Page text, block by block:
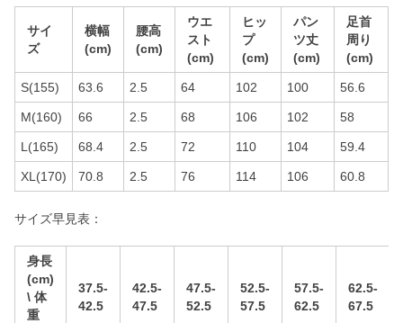
サイ
ズ
横幅
(cm)
腰高
(cm)
ウエ
スト
(cm)
ヒッ
プ
(cm)
パン
ツ丈
(cm)
足首
周り
(cm)
S(155) 63.6 2.5 64 102 100 56.6
M(160) 66 2.5 68 106 102 58
L(165) 68.4 2.5 72 110 104 59.4
XL(170) 70.8 2.5 76 114 106 60.8
サイズ早見表：
身長
(cm)
\ 体
重
37.5-
42.5
42.5-
47.5
47.5-
52.5
52.5-
57.5
57.5-
62.5
62.5-
67.5